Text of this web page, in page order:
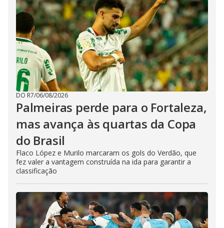
DO R7/06/08/2026
Palmeiras perde para o Fortaleza,
mas avança às quartas da Copa
do Brasil
Flaco López e Murilo marcaram os gols do Verdão, que
fez valer a vantagem construída na ida para garantir a
classificação